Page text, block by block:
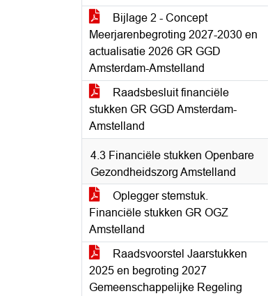
Bijlage 2 - Concept
Meerjarenbegroting 2027-2030 en
actualisatie 2026 GR GGD
Amsterdam-Amstelland
Raadsbesluit financiële
stukken GR GGD Amsterdam-
Amstelland
4.3 Financiële stukken Openbare
Gezondheidszorg Amstelland
Oplegger stemstuk.
Financiële stukken GR OGZ
Amstelland
Raadsvoorstel Jaarstukken
2025 en begroting 2027
Gemeenschappelijke Regeling